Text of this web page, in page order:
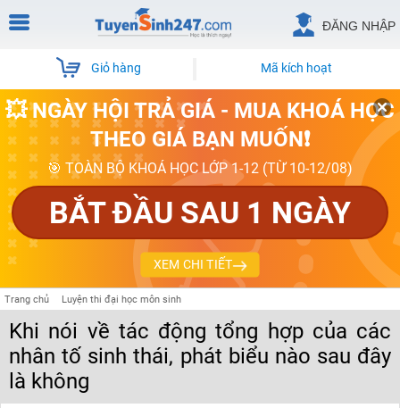
ĐĂNG NHẬP
Giỏ hàng Mã kích hoạt
💥 NGÀY HỘI TRẢ GIÁ - MUA KHOÁ HỌC
THEO GIÁ BẠN MUỐN❗
🎯 TOÀN BỘ KHOÁ HỌC LỚP 1-12 (TỪ 10-12/08)
BẮT ĐẦU SAU 1 NGÀY
XEM CHI TIẾT
Trang chủ Luyện thi đại học môn sinh
Khi nói về tác động tổng hợp của các
nhân tố sinh thái, phát biểu nào sau đây
là không